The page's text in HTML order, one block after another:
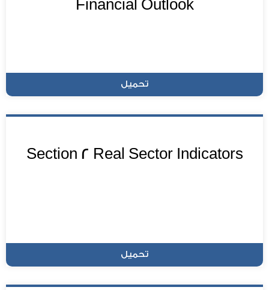
Financial Outlook
تحميل
Section 2 Real Sector Indicators
تحميل